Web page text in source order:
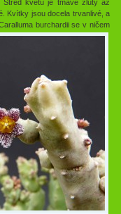
Střed květů je tmavě žlutý až
Kvítky jsou docela trvanlivé, a
burchardii se v ničem